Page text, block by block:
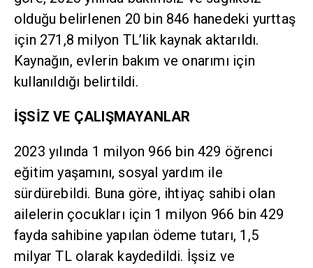
olduğu belirlenen 20 bin 846 hanedeki yurttaş
için 271,8 milyon TL’lik kaynak aktarıldı.
Kaynağın, evlerin bakım ve onarımı için
kullanıldığı belirtildi.
İŞSİZ VE ÇALIŞMAYANLAR
2023 yılında 1 milyon 966 bin 429 öğrenci
eğitim yaşamını, sosyal yardım ile
sürdürebildi. Buna göre, ihtiyaç sahibi olan
ailelerin çocukları için 1 milyon 966 bin 429
fayda sahibine yapılan ödeme tutarı, 1,5
milyar TL olarak kaydedildi. İşsiz ve